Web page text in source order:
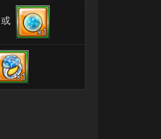
或
×1
×1